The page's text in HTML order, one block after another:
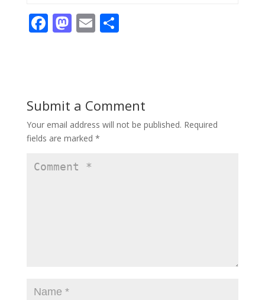
F
o
o
k
M
o
n
E S
Submit a Comment
Your email address will not be published. Required
fields are marked *